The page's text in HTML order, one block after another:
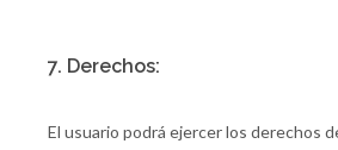
7. Derechos:
El usuario podrá ejercer los derechos